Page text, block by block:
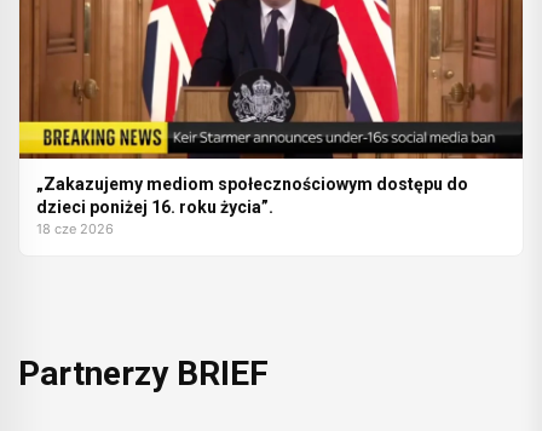
„Zakazujemy mediom społecznościowym dostępu do
dzieci poniżej 16. roku życia”.
18 cze 2026
Partnerzy BRIEF